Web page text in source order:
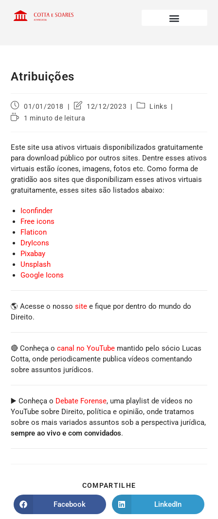
Atribuições
01/01/2018 12/12/2023
Links
1 minuto de leitura
Este site usa ativos virtuais disponibilizados gratuitamente
para download público por outros sites. Dentre esses ativos
virtuais estão ícones, imagens, fotos etc. Como forma de
gratidão aos sites que disponibilizam esses ativos virtuais
gratuitamente, esses sites são listados abaixo:
Iconfinder
Free icons
Flaticon
DryIcons
Pixabay
Unsplash
Google Icons
🌎 Acesse o nossosite e fique por dentro do mundo do
Direito.
🔴 Conheça ocanal no YouTube mantido pelo sócio Lucas
Cotta, onde periodicamente publica vídeos comentando
sobre assuntos jurídicos.
▶️ Conheça o Debate Forense, uma playlist de vídeos no
YouTube sobre Direito, política e opinião, onde tratamos
sobre os mais variados assuntos sob a perspectiva jurídica,
sempre ao vivo e com convidados.
COMPARTILHE
Facebook LinkedIn